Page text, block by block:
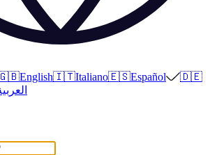
English🇮🇹Italiano🇪🇸Español
🇩🇪